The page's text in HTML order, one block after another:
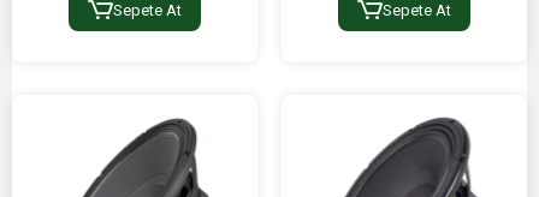
Sepete At Sepete At